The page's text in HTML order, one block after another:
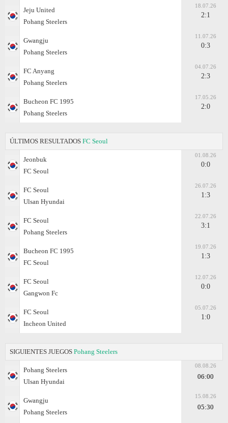
Jeju United
Pohang Steelers
18.07.26
2:1
Gwangju
Pohang Steelers
11.07.26
0:3
FC Anyang
Pohang Steelers
04.07.26
2:3
Bucheon FC 1995
Pohang Steelers
17.05.26
2:0
ÚLTIMOS RESULTADOS FC Seoul
Jeonbuk
FC Seoul
01.08.26
0:0
FC Seoul
Ulsan Hyundai
26.07.26
1:3
FC Seoul
Pohang Steelers
22.07.26
3:1
Bucheon FC 1995
FC Seoul
19.07.26
1:3
FC Seoul
Gangwon Fc
12.07.26
0:0
FC Seoul
Incheon United
05.07.26
1:0
SIGUIENTES JUEGOS Pohang Steelers
Pohang Steelers
Ulsan Hyundai
08.08.26
06:00
Gwangju
Pohang Steelers
15.08.26
05:30